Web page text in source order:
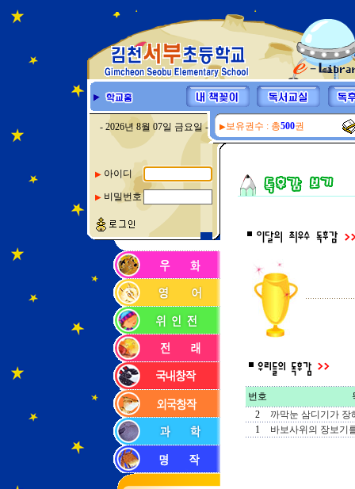
- 2026년 8월 07일 금요일 - ▶보유권수 : 총500권
▶ 아이디
▶ 비밀번호
번호
2
까막눈 삼디기가 장
1
바보사위의 장보기